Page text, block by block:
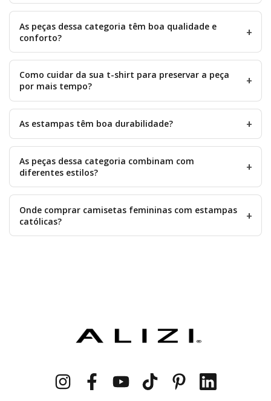
As peças dessa categoria têm boa qualidade e
conforto?
Como cuidar da sua t-shirt para preservar a peça
por mais tempo?
As estampas têm boa durabilidade?
As peças dessa categoria combinam com
diferentes estilos?
Onde comprar camisetas femininas com estampas
católicas?